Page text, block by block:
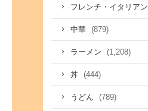
フレンチ・イタリアン
中華 (879)
ラーメン (1,208)
丼 (444)
うどん (789)